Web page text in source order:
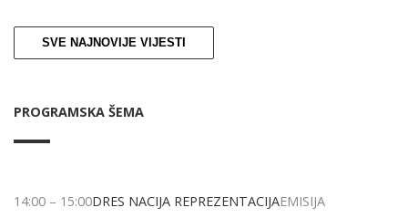
SVE NAJNOVIJE VIJESTI
PROGRAMSKA ŠEMA
14:00 – 15:00DRES NACIJA REPREZENTACIJAEMISIJA